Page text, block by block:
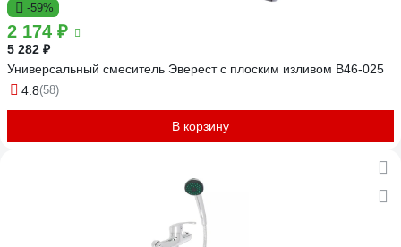
-59%
2 174 ₽
5 282 ₽
Универсальный смеситель Эверест с плоским изливом B46-025
4.8(58)
В корзину